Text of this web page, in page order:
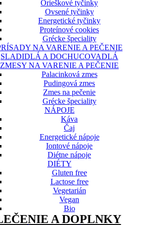
Orieškové tyčinky
Ovsené tyčinky
Energetické tyčinky
Proteínové cookies
Grécke špeciality
NA VARENIE A PEČENIE
SLADIDLÁ A DOCHUCOVADLÁ
ZMESY NA VARENIE A PEČENIE
Palacinková zmes
Pudingová zmes
Zmes na pečenie
Grécke špeciality
NÁPOJE
Káva
Čaj
Energetické nápoje
Iontové nápoje
Diétne nápoje
DIÉTY
Gluten free
Lactose free
Vegetarián
Vegan
Bio
A DOPLNKY